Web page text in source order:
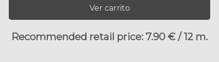
Ver carrito
Recommended retail price: 7.90 € / 12 m.